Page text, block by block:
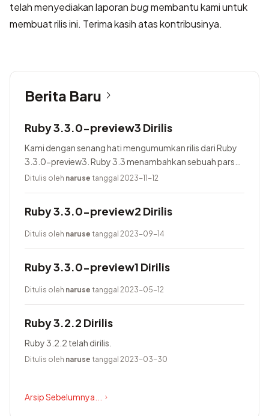
telah menyediakan laporanbugmembantu kami untuk
membuat rilis ini. Terima kasih atas kontribusinya.
Berita Baru
Ruby 3.3.0-preview3 Dirilis
Kami dengan senang hati mengumumkan rilis dari Ruby
3.3.0-preview3. Ruby 3.3 menambahkan sebuah parser
baru yang bernama Prism, menggunakan Lrama sebagai
Ditulis oleh naruse tanggal 2023-11-12
Ruby 3.3.0-preview2 Dirilis
Ditulis oleh naruse tanggal 2023-09-14
Ruby 3.3.0-preview1 Dirilis
Ditulis oleh naruse tanggal 2023-05-12
Ruby 3.2.2 Dirilis
Ruby 3.2.2 telah dirilis.
Ditulis oleh naruse tanggal 2023-03-30
Arsip Sebelumnya...